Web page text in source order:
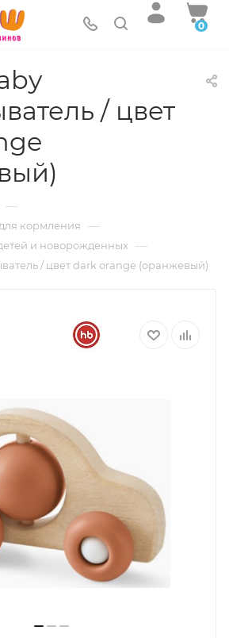
0
/ цвет
—
кормления —
и новорожденных —
/ цвет dark orange (оранжевый)